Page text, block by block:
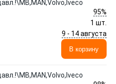
95%
1 шт.
9 - 14 августа
В корзину